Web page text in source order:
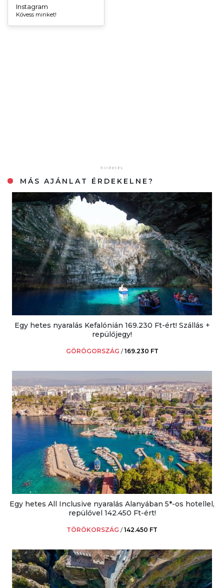
Instagram
Kövess minket!
MÁS AJÁNLAT ÉRDEKELNE?
Egy hetes nyaralás Kefalónián 169.230 Ft-ért! Szállás +
repülőjegy!
GÖRÖGORSZÁG /169.230 FT
Egy hetes All Inclusive nyaralás Alanyában 5*-os hotellel,
repülővel 142.450 Ft-ért!
TÖRÖKORSZÁG /142.450 FT